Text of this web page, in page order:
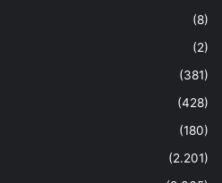
(8)
(2)
(381)
(428)
(180)
(2.201)